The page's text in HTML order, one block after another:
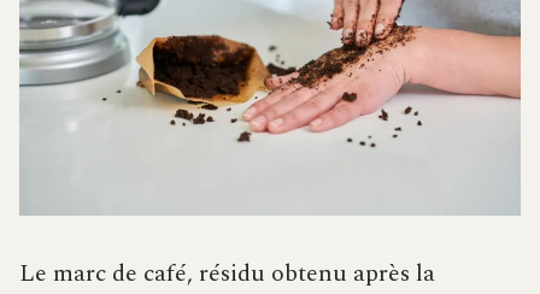
Le marc de café, résidu obtenu après la